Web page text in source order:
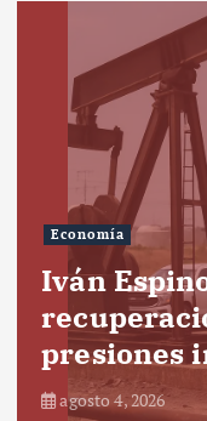
Economía
Iván
presiones
agosto 4, 2026